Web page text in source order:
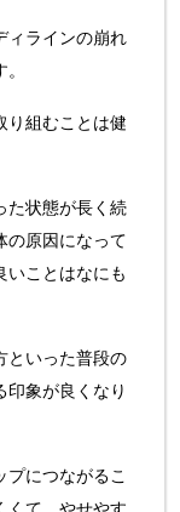
ィラインの崩れ
り組むことは健
た状態が長く続
の原因になって
いことはなにも
といった普段の
印象が良くなり
プにつながるこ